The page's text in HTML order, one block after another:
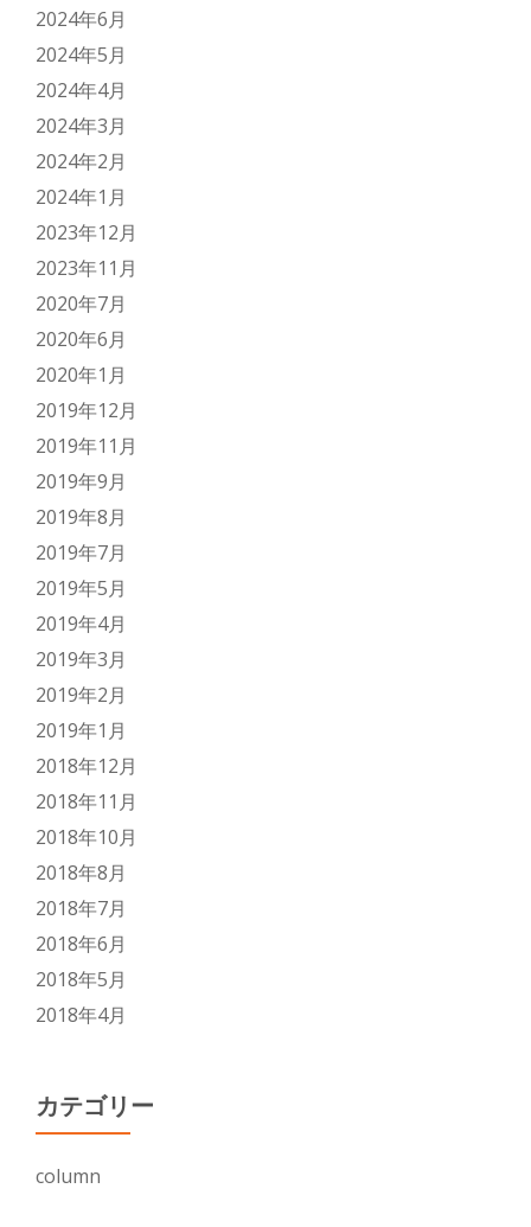
2024年6月
2024年5月
2024年4月
2024年3月
2024年2月
2024年1月
2023年12月
2023年11月
2020年7月
2020年6月
2020年1月
2019年12月
2019年11月
2019年9月
2019年8月
2019年7月
2019年5月
2019年4月
2019年3月
2019年2月
2019年1月
2018年12月
2018年11月
2018年10月
2018年8月
2018年7月
2018年6月
2018年5月
2018年4月
カテゴリー
column